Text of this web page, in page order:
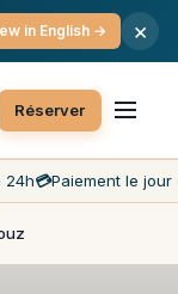
7j/7
Réserver
24h💳Paiement le jour
in English → ×